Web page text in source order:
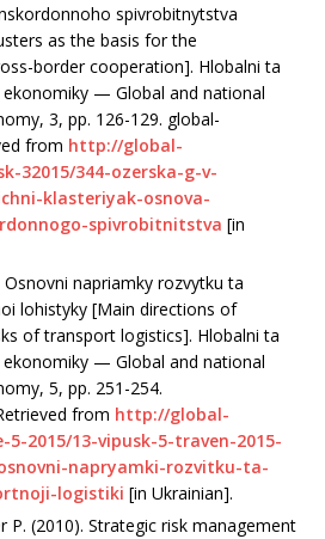
spivrobitnytstva
as the basis for the
border cooperation]. Hlobalni ta
— Global and national
3, рр. 126-129. global-
from http://global-
32015/344-ozerska-g-v-
klasteriyak-osnova-
spivrobitnitstva [in
napriamky rozvytku ta
lohistyky [Main directions of
of transport logistics]. Hlobalni ta
— Global and national
5, рр. 251-254.
from http://global-
2015/13-vipusk-5-traven-2015-
napryamki-rozvitku-ta-
logistiki [in Ukrainian].
P. (2010). Strategic risk management